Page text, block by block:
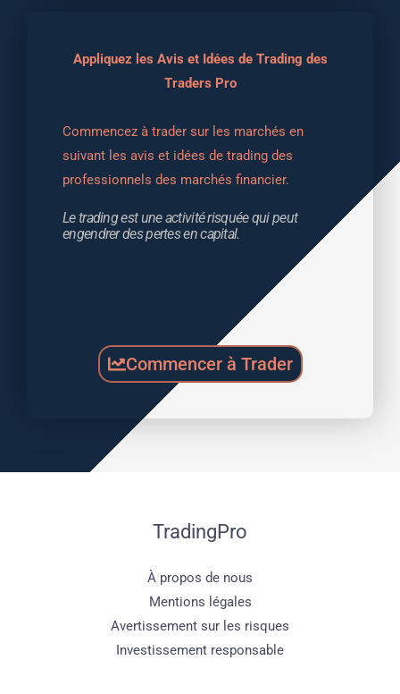
Appliquez les Avis et Idées de Trading des
Traders Pro
Commencez à trader sur les marchés en
suivant les avis et idées de trading des
professionnels des marchés financier.
Le trading est une activité risquée qui peut
engendrer des pertes en capital.
Commencer à Trader
TradingPro
À propos de nous
Mentions légales
Avertissement sur les risques
Investissement responsable